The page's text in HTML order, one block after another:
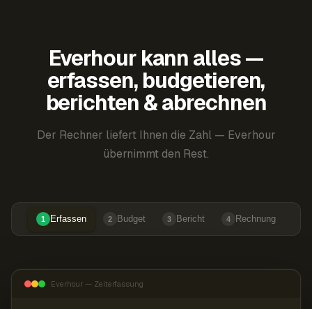
Everhour kann alles —
erfassen, budgetieren,
berichten & abrechnen
Der Rechner liefert Ihnen die Zahl — Everhour
übernimmt den Rest.
1 Erfassen 2 Budget 3 Bericht 4 Rechnung
Everhour — Zeiterfassung